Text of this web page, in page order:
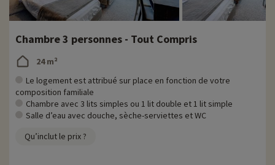
Chambre 3 personnes - Tout Compris
24 m²
Le logement est attribué sur place en fonction de votre
composition familiale
Chambre avec 3 lits simples ou 1 lit double et 1 lit simple
Salle d’eau avec douche, sèche-serviettes et WC
Qu’inclut le prix ?